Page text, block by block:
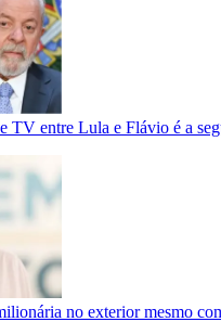
TV entre Lula e Flávio é a
no exterior mesmo